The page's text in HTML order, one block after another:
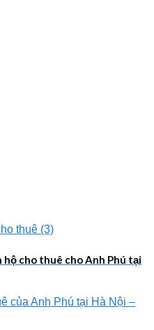
cho thuê cho Anh Phú tại
của Anh Phú tại Hà Nội –